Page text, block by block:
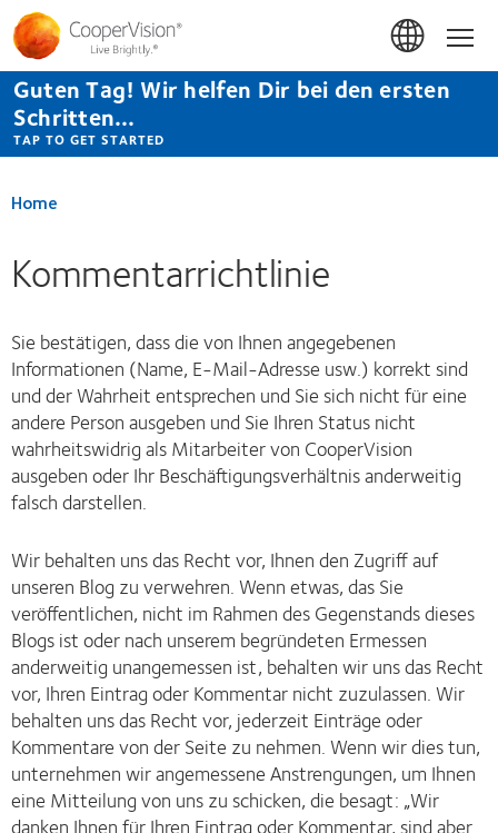
Direkt
zum
Inhalt
Guten Tag! Wir helfen Dir bei den ersten
Schritten...
TAP TO GET STARTED
Home
Kommentarrichtlinie
Sie bestätigen, dass die von Ihnen angegebenen
Informationen (Name, E-Mail-Adresse usw.) korrekt sind
und der Wahrheit entsprechen und Sie sich nicht für eine
andere Person ausgeben und Sie Ihren Status nicht
wahrheitswidrig als Mitarbeiter von CooperVision
ausgeben oder Ihr Beschäftigungsverhältnis anderweitig
falsch darstellen.
Wir behalten uns das Recht vor, Ihnen den Zugriff auf
unseren Blog zu verwehren. Wenn etwas, das Sie
veröffentlichen, nicht im Rahmen des Gegenstands dieses
Blogs ist oder nach unserem begründeten Ermessen
anderweitig unangemessen ist, behalten wir uns das Recht
vor, Ihren Eintrag oder Kommentar nicht zuzulassen. Wir
behalten uns das Recht vor, jederzeit Einträge oder
Kommentare von der Seite zu nehmen. Wenn wir dies tun,
unternehmen wir angemessene Anstrengungen, um Ihnen
eine Mitteilung von uns zu schicken, die besagt: „Wir
danken Ihnen für Ihren Eintrag oder Kommentar, sind aber